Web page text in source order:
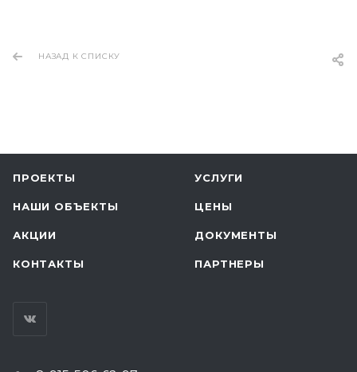
НАЗАД К СПИСКУ
ПРОЕКТЫ УСЛУГИ
НАШИ ОБЪЕКТЫ ЦЕНЫ
АКЦИИ ДОКУМЕНТЫ
КОНТАКТЫ ПАРТНЕРЫ